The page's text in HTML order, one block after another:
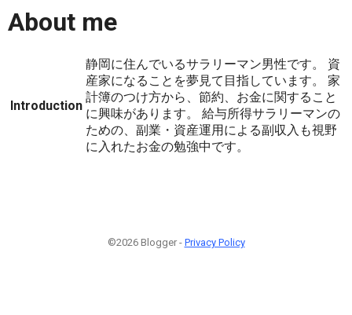
About me
Introduction
静岡に住んでいるサラリーマン男性です。 資
産家になることを夢見て目指しています。 家
計簿のつけ方から、節約、お金に関すること
に興味があります。 給与所得サラリーマンの
ための、副業・資産運用による副収入も視野
に入れたお金の勉強中です。
©2026 Blogger - Privacy Policy